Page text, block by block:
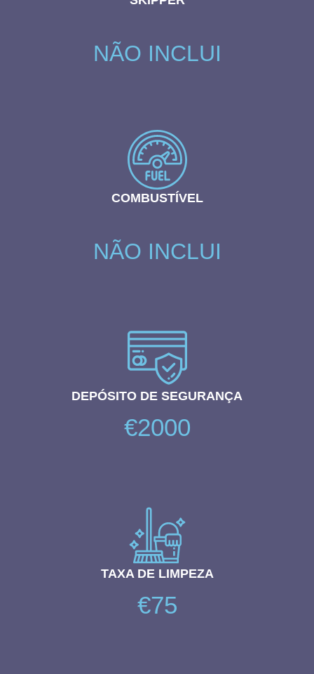
NÃO INCLUI
COMBUSTÍVEL
NÃO INCLUI
DEPÓSITO DE SEGURANÇA
€2000
TAXA DE LIMPEZA
€75